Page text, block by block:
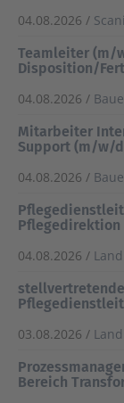
04.08.2026 /
Teamleiter (m/
Disposition/
04.08.2026 /
Mitarbeiter
Support (m/w/
04.08.2026 /
Pflegedirektion
04.08.2026 /
stellvertretende
03.08.2026 /
Bereich